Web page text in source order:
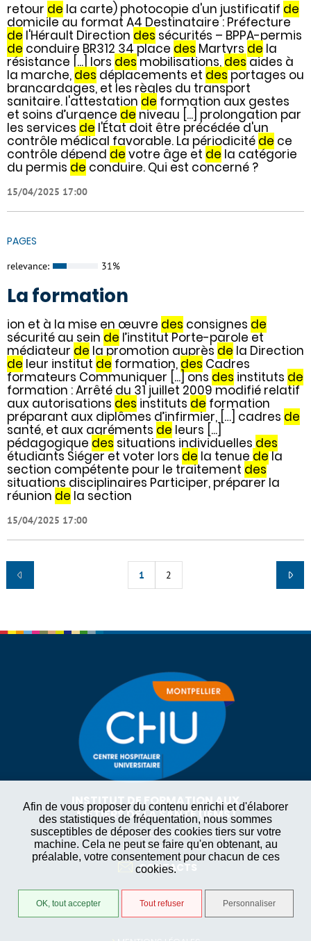
Afin de vous proposer du contenu enrichi et d'élaborer
des statistiques de fréquentation, nous sommes
susceptibles de déposer des cookies tiers sur votre
machine. Cela ne peut se faire qu'en obtenant, au
préalable, votre consentement pour chacun de ces
cookies.
OK, tout accepter Tout refuser Personnaliser
retour de la carte) photocopie d'un justificatif de
domicile au format A4 Destinataire : Préfecture
de l'Hérault Direction des sécurités – BPPA-permis
de conduire BR312 34 place des Martyrs de la
résistance [...] lors desmobilisations, desaides à
la marche, des déplacements et desportages ou
brancardages, et les règles du transport
sanitaire. l'attestation de formation aux gestes
et soins d’urgence de niveau [...] prolongation par
les services de l'État doit être précédée d'un
contrôle médical favorable. La périodicité de ce
contrôle dépend de votre âge et de la catégorie
du permis de conduire. Qui est concerné ?
15/04/2025 17:00
PAGES
relevance: 31%
La formation
ion et à la mise en œuvre des consignes de
sécurité au sein de l’institut Porte-parole et
médiateur de la promotion auprès de la Direction
de leur institut de formation, des Cadres
formateurs Communiquer [...] ons des instituts de
formation : Arrêté du 31 juillet 2009 modifié relatif
aux autorisations des instituts de formation
préparant aux diplômes d’infirmier, […] cadres de
santé, et aux agréments de leurs [...]
pédagogique des situations individuelles des
étudiants Siéger et voter lors de la tenue dela
section compétente pour le traitement des
situations disciplinaires Participer, préparer la
réunion de la section
15/04/2025 17:00
1 2
INSTITUT DE FORMATION AUX
MÉTIERS DE LA SANTÉ (IFMS)
1146 avenue du Père Soulas
34295 Montpellier cedex 5
CONTACTS